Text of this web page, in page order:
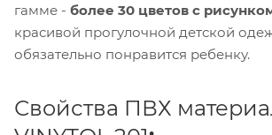
гамме - более 30 цветов с
красивой прогулочной детской
обязательно понравится ребенку.
Свойства ПВХ